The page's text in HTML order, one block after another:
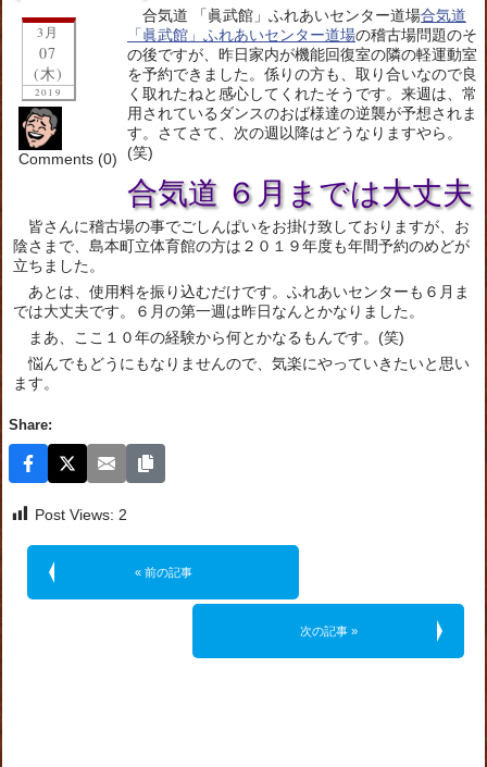
3月
07
(木)
2019
Comments (0)
合気道 「眞武館」ふれあいセンター道場合気道
「眞武館」ふれあいセンター道場の稽古場問題のそ
の後ですが、昨日家内が機能回復室の隣の軽運動室
を予約できました。係りの方も、取り合いなので良
く取れたねと感心してくれたそうです。来週は、常
用されているダンスのおば様達の逆襲が予想されま
す。さてさて、次の週以降はどうなりますやら。
(笑)
合気道 ６月までは大丈夫
皆さんに稽古場の事でごしんぱいをお掛け致しておりますが、お
陰さまで、島本町立体育館の方は２０１９年度も年間予約のめどが
立ちました。
あとは、使用料を振り込むだけです。ふれあいセンターも６月ま
では大丈夫です。６月の第一週は昨日なんとかなりました。
まあ、ここ１０年の経験から何とかなるもんです。(笑)
悩んでもどうにもなりませんので、気楽にやっていきたいと思い
ます。
Share:
Post Views: 2
« 前の記事
次の記事 »